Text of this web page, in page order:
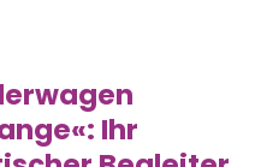
Ihr